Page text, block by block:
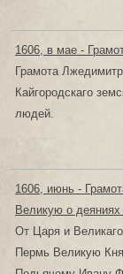
1606, в мае -
Грамота
Кайгородскаго
людей.
1606, июнь -
Великую о
От Царя и
Пермь Великую